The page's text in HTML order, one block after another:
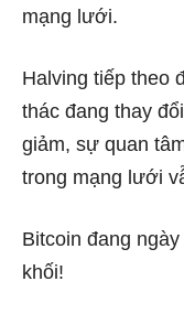
mạng lưới.
Halving tiếp theo
thác đang thay
giảm, sự quan
trong mạng lưới
Bitcoin đang
khối!